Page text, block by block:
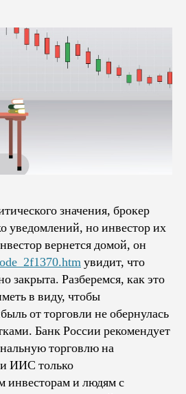
значения, брокер
уведомлений, но инвестор их
вернется домой, он
увидит, что
закрыта. Разберемся, как это
в виду, чтобы
от торговли не обернулась
Банк России рекомендует
торговлю на
ИИС только
и людям с